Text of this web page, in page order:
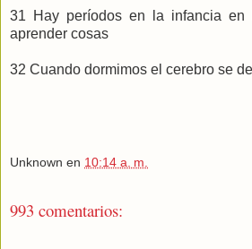
31 Hay períodos en la infancia en
aprender cosas
32 Cuando dormimos el cerebro se
Unknown en 10:14 a. m.
993 comentarios: